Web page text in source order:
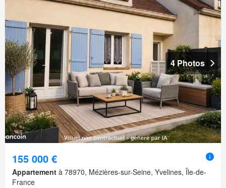
4 Photos
155 000 €
Appartement à 78970, Mézières-sur-Seine, Yvelines, Île-de-
France